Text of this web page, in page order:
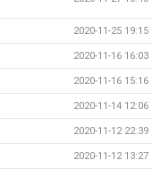
2020-11-25 19:15
2020-11-16 16:03
2020-11-16 15:16
2020-11-14 12:06
2020-11-12 22:39
2020-11-12 13:27